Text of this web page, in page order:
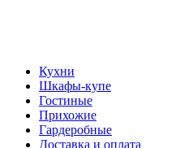
Кухни
Шкафы-купе
Гостиные
Прихожие
Гардеробные
Доставка и оплата